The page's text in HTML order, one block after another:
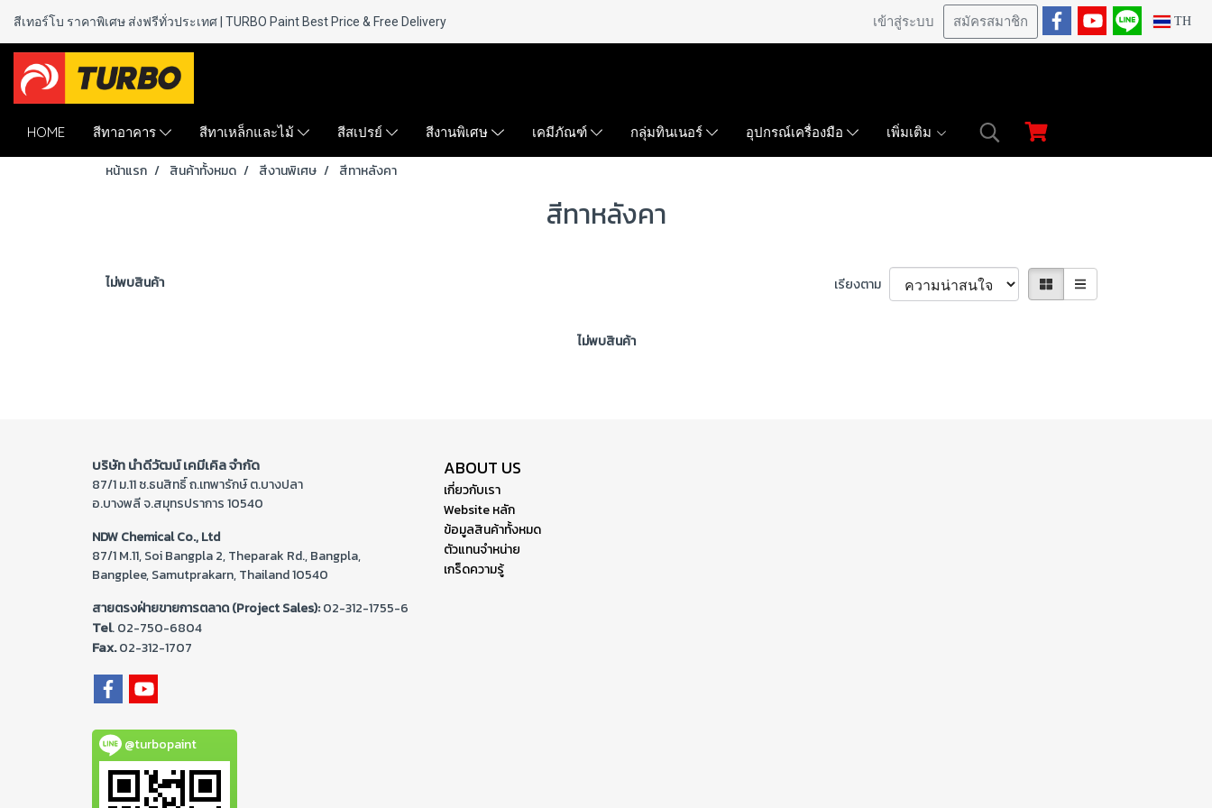
สีเทอร์โบ ราคาพิเศษ ส่งฟรีทั่วประเทศ | TURBO PaintBest Price & Free Delivery เข้าสู่ระบบ สมัครสมาชิก TH
HOME สีทาอาคาร สีทาเหล็กและไม้ สีสเปรย์ สีงานพิเศษ เคมีภัณฑ์ กลุ่มทินเนอร์ อุปกรณ์เครื่องมือ เพิ่มเติม
หน้าแรก สินค้าทั้งหมด สีงานพิเศษ สีทาหลังคา
สีทาหลังคา
ไม่พบสินค้า เรียงตาม
ไม่พบสินค้า
บริษัท นำดีวัฒน์ เคมีเคิล จำกัด
87/1 ม.11 ซ.ธนสิทธิ์ ถ.เทพารักษ์ ต.บางปลา
อ.บางพลี จ.สมุทรปราการ 10540
NDW Chemical Co., Ltd
87/1 M.11, Soi Bangpla 2, Theparak Rd., Bangpla,
Bangplee, Samutprakarn, Thailand 10540
สายตรงฝ่ายขายการตลาด (Project Sales):02-312-1755-6
Tel. 02-750-6804
Fax.02-312-1707
@turbopaint
ABOUT US
เกี่ยวกับเรา
Website หลัก
ข้อมูลสินค้าทั้งหมด
ตัวแทนจำหน่าย
เกร็ดความรู้